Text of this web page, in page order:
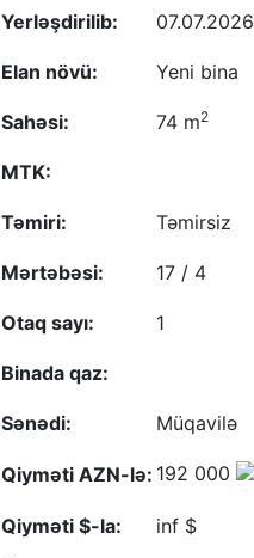
Yerləşdirilib: 07.07.2026
Elan növü: Yeni bina
Sahəsi: 74 m2
MTK:
Təmiri: Təmirsiz
Mərtəbəsi: 17 / 4
Otaq sayı: 1
Binada qaz:
Sənədi: Müqavilə
Qiyməti AZN-lə: 192 000
Qiyməti $-la: inf $